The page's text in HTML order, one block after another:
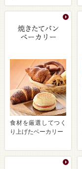
食材を厳選してつく
り上げたベーカリー